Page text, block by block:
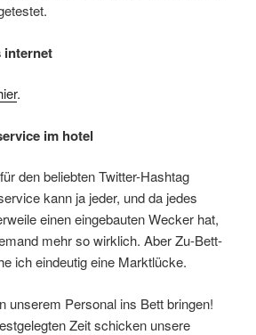
internet
.
im hotel
den beliebten Twitter-Hashtag
kann ja jeder, und da jedes
einen eingebauten Wecker hat,
mehr so wirklich. Aber Zu-Bett-
ich eindeutig eine Marktlücke.
unserem Personal ins Bett bringen!
Zeit schicken unsere